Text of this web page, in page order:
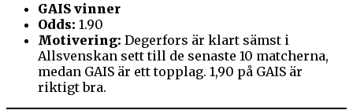
GAIS vinner
Odds: 1.90
Motivering: Degerfors är klart sämst i
Allsvenskan sett till de senaste 10 matcherna,
medan GAIS är ett topplag. 1,90 på GAIS är
riktigt bra.